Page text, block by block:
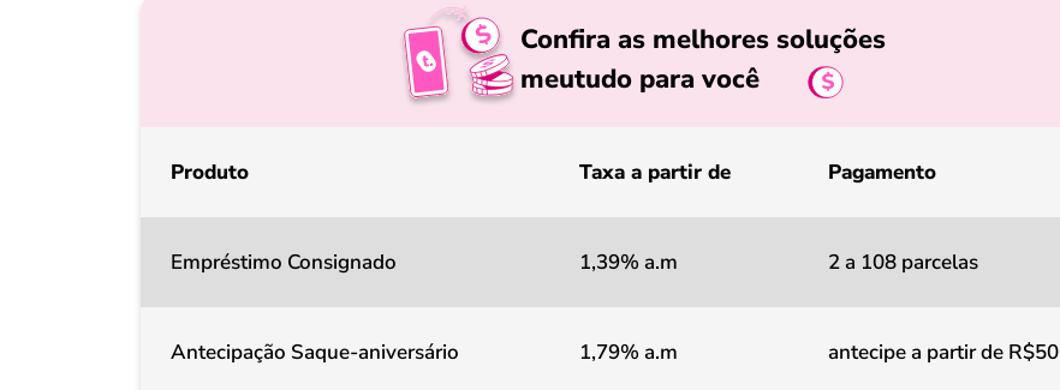
Confira as melhores soluções
meutudo para você
Produto Taxa a partir de Pagamento
Empréstimo Consignado 1,39% a.m 2 a 108 parcelas
Antecipação Saque-aniversário 1,79% a.m antecipe a partir de R$50